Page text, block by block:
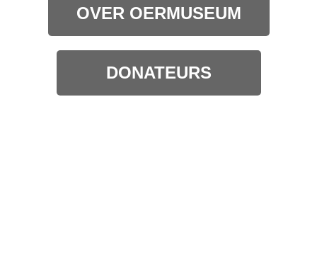
OVER OERMUSEUM
DONATEURS